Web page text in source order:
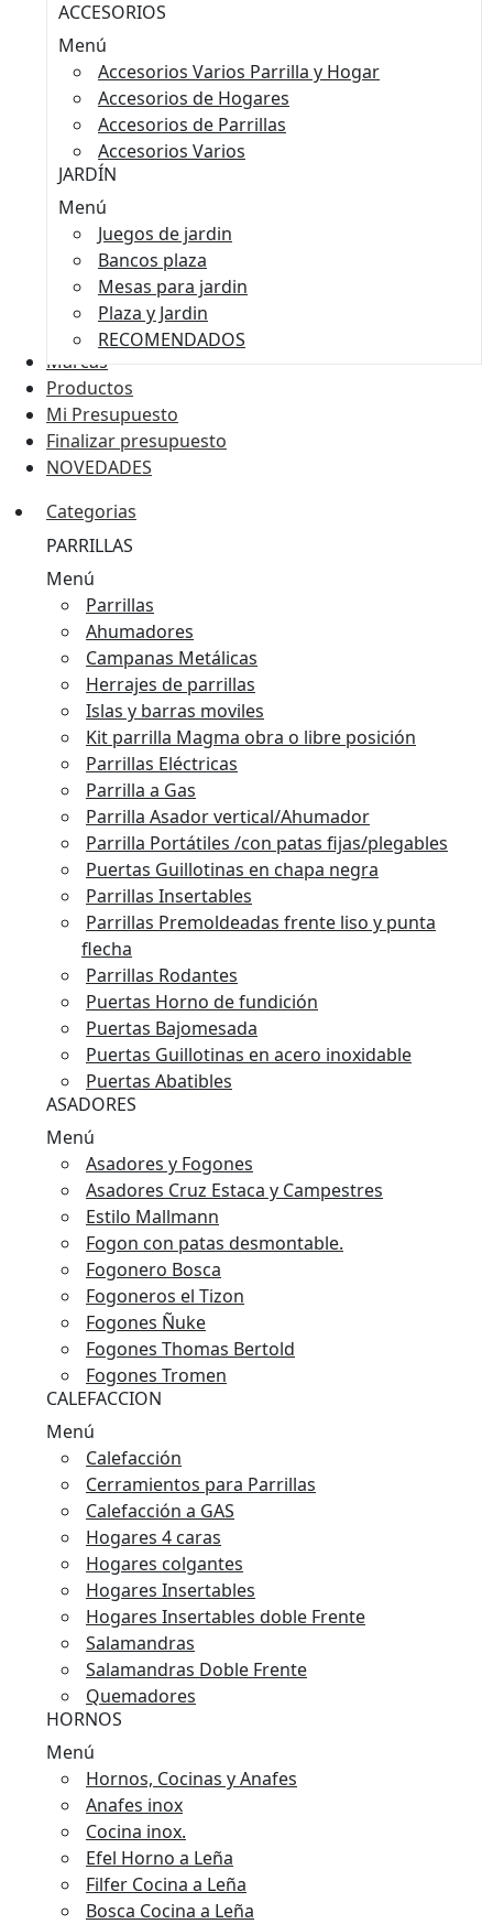
ACCESORIOS
Menú
Accesorios Varios Parrilla y Hogar
Accesorios de Hogares
Accesorios de Parrillas
Accesorios Varios
JARDÍN
Menú
Juegos de jardin
Bancos plaza
Mesas para jardin
Plaza y Jardin
RECOMENDADOS
Marcas
Productos
Mi Presupuesto
Finalizar presupuesto
NOVEDADES
Categorias
PARRILLAS
Menú
Parrillas
Ahumadores
Campanas Metálicas
Herrajes de parrillas
Islas y barras moviles
Kit parrilla Magma obra o libre posición
Parrillas Eléctricas
Parrilla a Gas
Parrilla Asador vertical/Ahumador
Parrilla Portátiles /con patas fijas/plegables
Puertas Guillotinas en chapa negra
Parrillas Insertables
Parrillas Premoldeadas frente liso y punta
flecha
Parrillas Rodantes
Puertas Horno de fundición
Puertas Bajomesada
Puertas Guillotinas en acero inoxidable
Puertas Abatibles
ASADORES
Menú
Asadores y Fogones
Asadores Cruz Estaca y Campestres
Estilo Mallmann
Fogon con patas desmontable.
Fogonero Bosca
Fogoneros el Tizon
Fogones Ñuke
Fogones Thomas Bertold
Fogones Tromen
CALEFACCION
Menú
Calefacción
Cerramientos para Parrillas
Calefacción a GAS
Hogares 4 caras
Hogares colgantes
Hogares Insertables
Hogares Insertables doble Frente
Salamandras
Salamandras Doble Frente
Quemadores
HORNOS
Menú
Hornos, Cocinas y Anafes
Anafes inox
Cocina inox.
Efel Horno a Leña
Filfer Cocina a Leña
Bosca Cocina a Leña